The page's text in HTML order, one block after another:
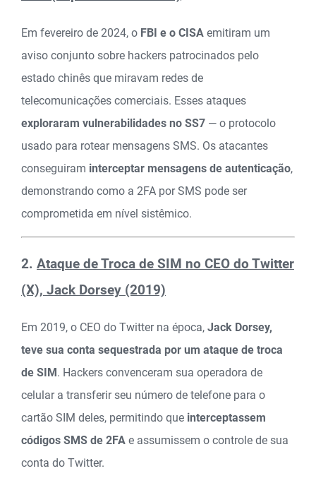
Em fevereiro de 2024, o FBI e o CISA emitiram um
aviso conjunto sobre hackers patrocinados pelo
estado chinês que miravam redes de
telecomunicações comerciais. Esses ataques
exploraram vulnerabilidades no SS7 — o protocolo
usado para rotear mensagens SMS. Os atacantes
conseguiram interceptar mensagens de autenticação,
demonstrando como a 2FA por SMS pode ser
comprometida em nível sistêmico.
2. Ataque de Troca de SIM no CEO do Twitter
(X), Jack Dorsey (2019)
Em 2019, o CEO do Twitter na época, Jack Dorsey,
teve sua conta sequestrada por um ataque de troca
de SIM . Hackers convenceram sua operadora de
celular a transferir seu número de telefone para o
cartão SIM deles, permitindo que interceptassem
códigos SMS de 2FA e assumissem o controle de sua
conta do Twitter.